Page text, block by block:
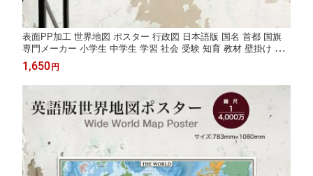
表面PP加工 世界地図 ポスター 行政図 日本語版 国名 首都 国旗
専門メーカー 小学生 中学生 学習 社会 受験 知育 教材 壁掛け 子
供部屋 塾 入学祝い 進学祝い 新学期 自由研究 日本製
1,650 円